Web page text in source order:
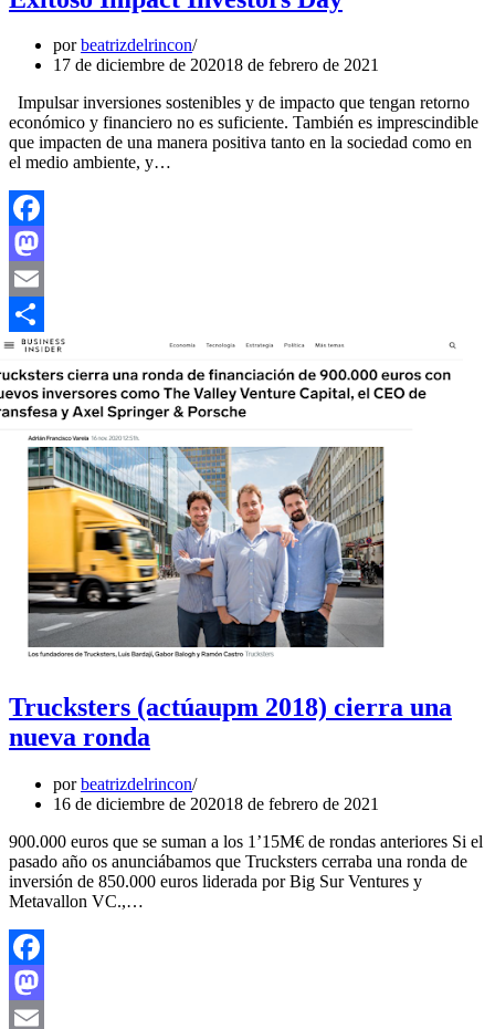
porbeatrizdelrincon
17 de diciembre de 202018 de febrero de 2021
Impulsar inversiones sostenibles y de impacto que tengan retorno
económico y financiero no es suficiente. También es imprescindible
que impacten de una manera positiva tanto en la sociedad como en
el medio ambiente, y…
Facebook
Mastodon
Email
Compartir
Trucksters (actúaupm 2018) cierra una
nueva ronda
porbeatrizdelrincon
16 de diciembre de 202018 de febrero de 2021
900.000 euros que se suman a los 1’15M€ de rondas anteriores Si el
pasado año os anunciábamos que Trucksters cerraba una ronda de
inversión de 850.000 euros liderada por Big Sur Ventures y
Metavallon VC.,…
Facebook
Mastodon